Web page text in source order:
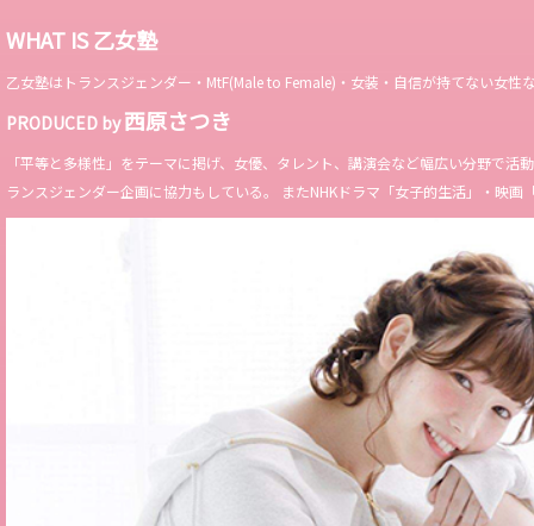
WHAT IS 乙女塾
乙女塾はトランスジェンダー・MtF(Male to Female)・女装・自信が持てない女
PRODUCED by西原さつき
「平等と多様性」をテーマに掲げ、女優、タレント、講演会など幅広い分野で
ランスジェンダー企画に協力もしている。 またNHKドラマ「女子的生活」・映